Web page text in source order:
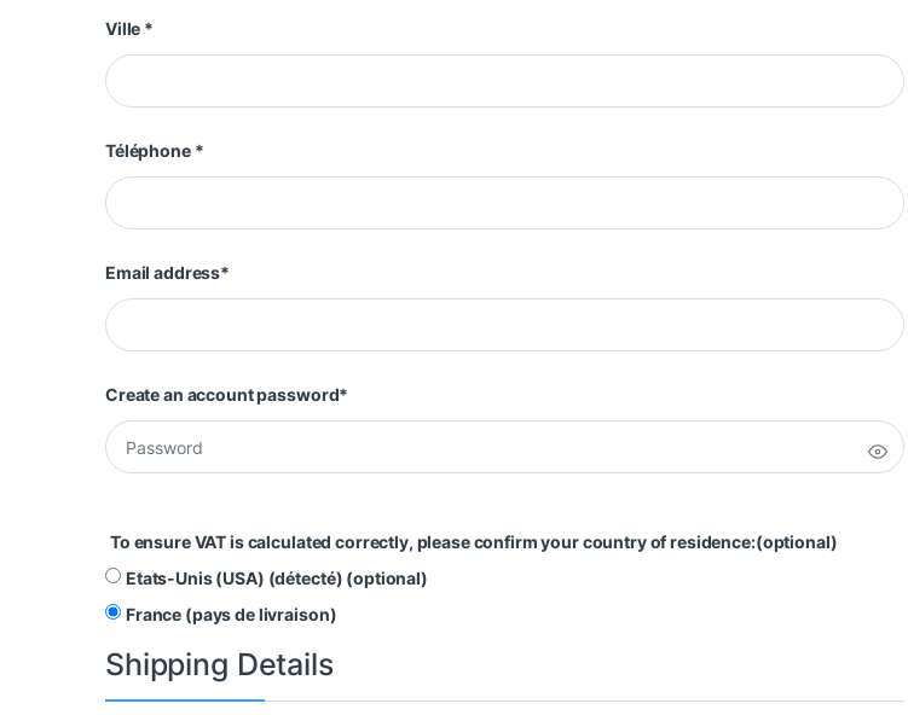
Ville *
Téléphone *
Email address*
Create an account password*
To ensure VAT is calculated correctly, please confirm your country of residence:(optional)
Etats-Unis (USA) (détecté) (optional)
France (pays de livraison)
Shipping Details